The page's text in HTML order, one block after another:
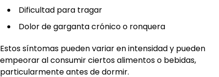
Dificultad para tragar
Dolor de garganta crónico o ronquera
Estos síntomas pueden variar en intensidad y pueden
empeorar al consumir ciertos alimentos o bebidas,
particularmente antes de dormir.